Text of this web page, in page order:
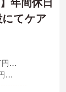
年間休日
にてケア
月収 20.0万円～20.8万円程度※諸手当込
年収 286万円～298万円程度